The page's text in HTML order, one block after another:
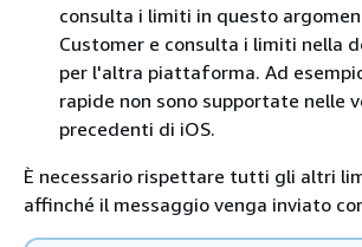
consulta i limiti in questo
Customer e consulta i limiti nella
per l'altra piattaforma. Ad
rapide non sono supportate nelle
precedenti di iOS.
È necessario rispettare tutti gli altri
affinché il messaggio venga inviato